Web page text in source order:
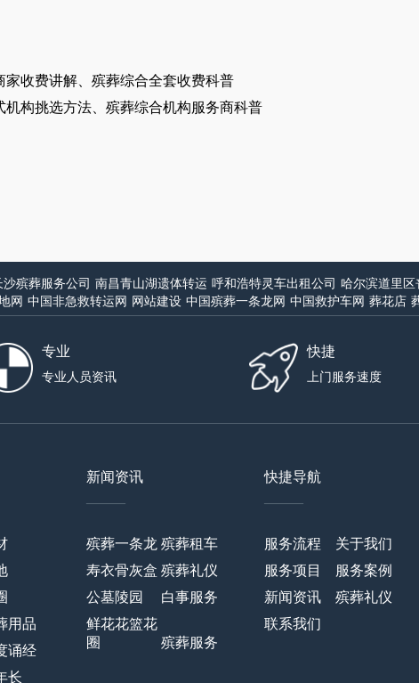
收费讲解、殡葬综合全套收费科普
构挑选方法、殡葬综合机构服务商科普
沙殡葬服务公司 南昌青山湖遗体转运 呼和浩特灵车出租公司
哈尔滨道里
网 中国非急救转运网 网站建设 中国殡葬一条龙网 中国救护车网 葬花店
专业
专业人员资讯
快捷
上门服务速度
用品
诵经
长
新闻资讯
——
殡葬一条龙 殡葬租车
寿衣骨灰盒 殡葬礼仪
公墓陵园
白事服务
鲜花花篮花
圈
殡葬服务
快捷导航
——
服务流程
关于我们
服务项目
服务案例
新闻资讯
殡葬礼仪
联系我们